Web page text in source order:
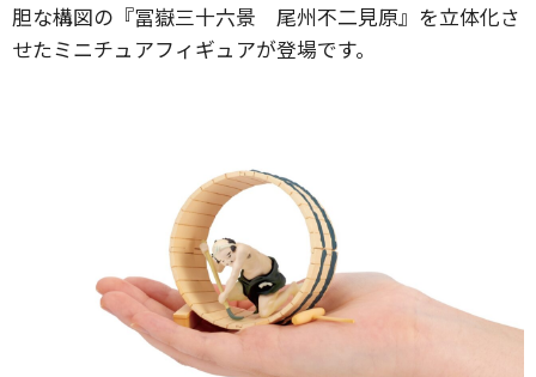
胆な構図の『冨嶽三十六景 尾州不二見原』を立体化さ
せたミニチュアフィギュアが登場です。